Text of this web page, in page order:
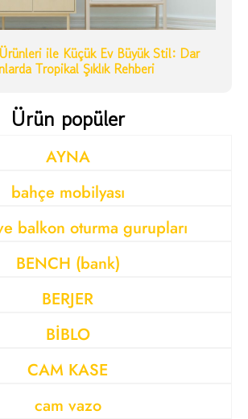
ile Küçük Ev Büyük Stil: Dar
Tropikal Şıklık Rehberi
Ürün popüler
AYNA
bahçe mobilyası
balkon oturma gurupları
BENCH (bank)
BERJER
BİBLO
CAM KASE
cam vazo